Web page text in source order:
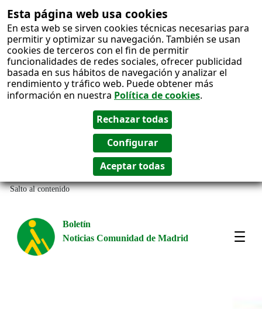
Esta página web usa cookies
En esta web se sirven cookies técnicas necesarias para
permitir y optimizar su navegación. También se usan
cookies de terceros con el fin de permitir
funcionalidades de redes sociales, ofrecer publicidad
basada en sus hábitos de navegación y analizar el
rendimiento y tráfico web. Puede obtener más
información en nuestra Política de cookies.
Salto al contenido
Boletín
Noticias Comunidad de Madrid